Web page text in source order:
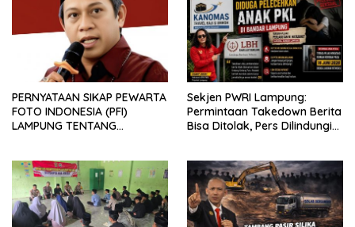
PERNYATAAN SIKAP PEWARTA
FOTO INDONESIA (PFI)
LAMPUNG TENTANG
TERHADAP JURNALIS DI
PENGADILAN NEGERI
TANJUNG KARANG.
Sekjen PWRI Lampung:
Permintaan Takedown Berita
Bisa Ditolak, Pers Dilindungi